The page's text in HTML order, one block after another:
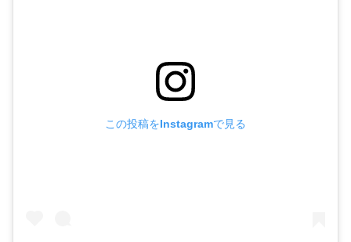
この投稿をInstagramで見る